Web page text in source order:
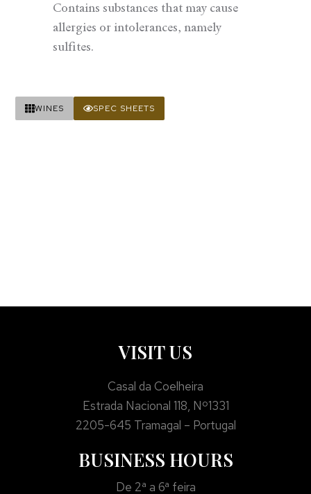
Contains substances that may cause
allergies or intolerances, namely
sulfites.
WINES SPEC SHEETS
VISIT US
Casal da Coelheira
Estrada Nacional 118, Nº1331
2205-645 Tramagal – Portugal
BUSINESS HOURS
De 2ª a 6ª feira